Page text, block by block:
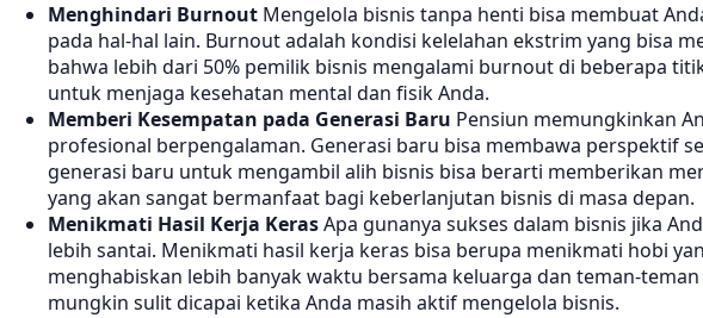
Menghindari Burnout Mengelola bisnis tanpa henti bisa membuat
pada hal-hal lain. Burnout adalah kondisi kelelahan ekstrim yang bisa
bahwa lebih dari 50% pemilik bisnis mengalami burnout di beberapa
untuk menjaga kesehatan mental dan fisik Anda.
Memberi Kesempatan pada Generasi Baru Pensiun memungkinkan
profesional berpengalaman. Generasi baru bisa membawa perspektif
generasi baru untuk mengambil alih bisnis bisa berarti memberikan
yang akan sangat bermanfaat bagi keberlanjutan bisnis di masa depan.
Menikmati Hasil Kerja KerasApa gunanya sukses dalam bisnis jika
lebih santai. Menikmati hasil kerja keras bisa berupa menikmati hobi
menghabiskan lebih banyak waktu bersama keluarga dan teman-
mungkin sulit dicapai ketika Anda masih aktif mengelola bisnis.